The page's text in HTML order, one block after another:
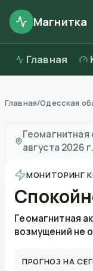
Магнитка
Главная
Главная/Одесская
Геомагнитная
августа 2026 г.
МОНИТОРИНГ
Геомагнитная
возмущений не
ПРОГНОЗ НА